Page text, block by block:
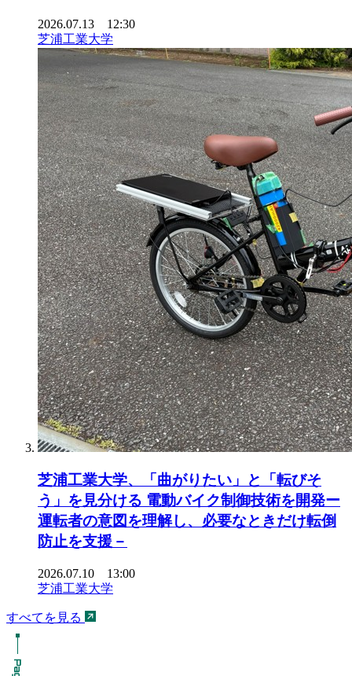
2026.07.13 12:30
芝浦工業大学
芝浦工業大学、「曲がりたい」と「転びそ
う」を見分ける 電動バイク制御技術を開発ー
運転者の意図を理解し、必要なときだけ転倒
防止を支援－
2026.07.10 13:00
芝浦工業大学
すべてを見る